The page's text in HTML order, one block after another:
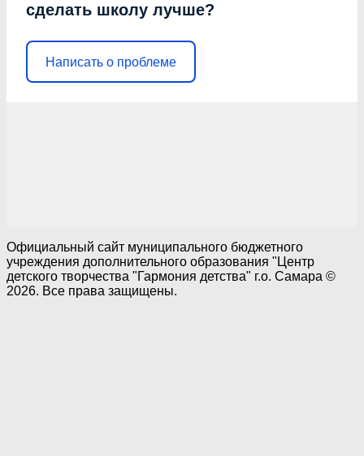
сделать школу лучше?
Написать о проблеме
Официальный сайт муниципального бюджетного
учреждения дополнительного образования "Центр
детского творчества "Гармония детства" г.о. Самара ©
2026. Все права защищены.